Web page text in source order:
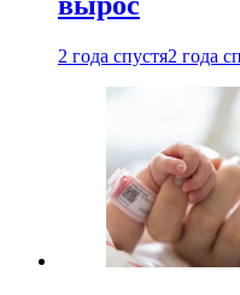
2 года спустя2 года